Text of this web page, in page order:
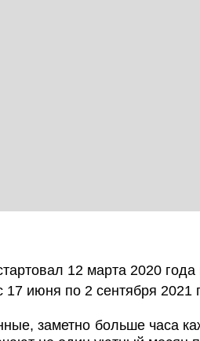
12 марта 2020 года
июня по 2 сентября 2021
заметно больше часа